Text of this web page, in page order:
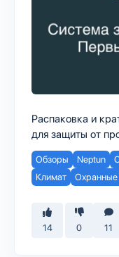
Распаковка и
для защиты от
Обзоры Neptun
Климат
Охранные
14 0 11